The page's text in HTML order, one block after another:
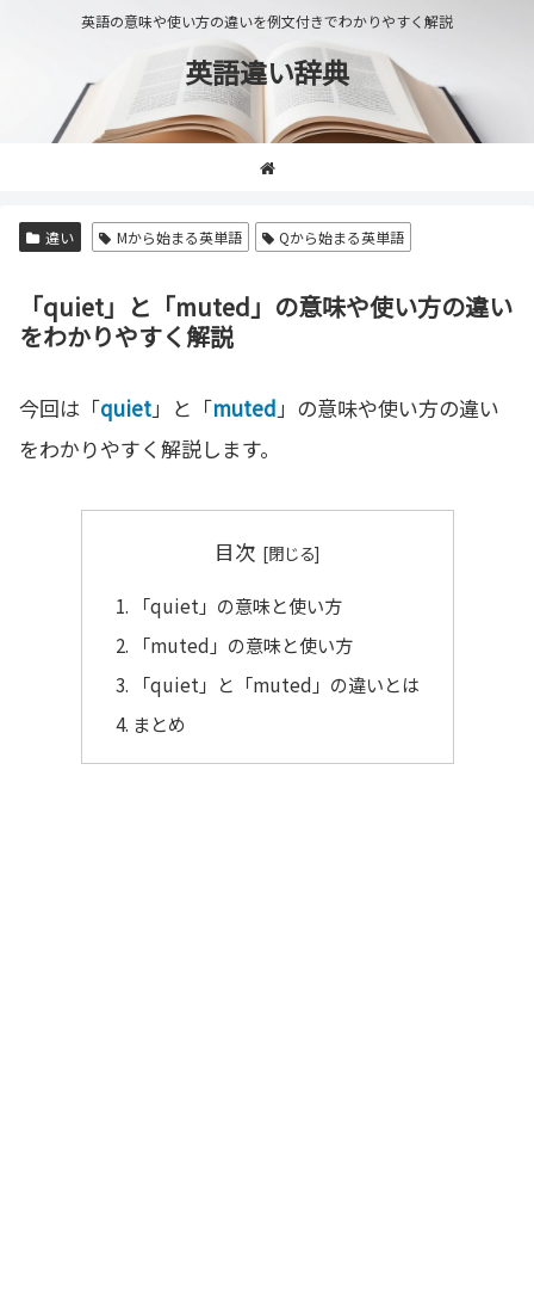
英語の意味や使い方の違いを例文付きでわかりやすく解説
英語違い辞典
違い Mから始まる英単語 Qから始まる英単語
「quiet」と「muted」の意味や使い方の違い
をわかりやすく解説
今回は「quiet」と「muted」の意味や使い方の違い
をわかりやすく解説します。
目次
「quiet」の意味と使い方
「muted」の意味と使い方
「quiet」と「muted」の違いとは
まとめ